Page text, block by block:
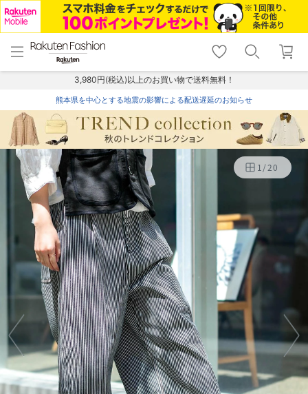
menu home
トップ
shopping_cart lock_outline
ログイン
3,980円(税込)以上のお買い物で送料無料！
熊本県を中心とする地震の影響による配送遅延のお知らせ
1/20